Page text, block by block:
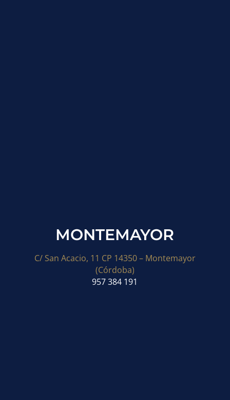
MONTEMAYOR
C/ San Acacio, 11 CP 14350 – Montemayor
(Córdoba)
957 384 191